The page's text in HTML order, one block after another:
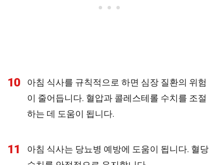
10
아침 식사를 규칙적으로 하면 심장 질환의 위험
이 줄어듭니다. 혈압과 콜레스테롤 수치를 조절
하는 데 도움이 됩니다.
11
아침 식사는 당뇨병 예방에 도움이 됩니다. 혈당